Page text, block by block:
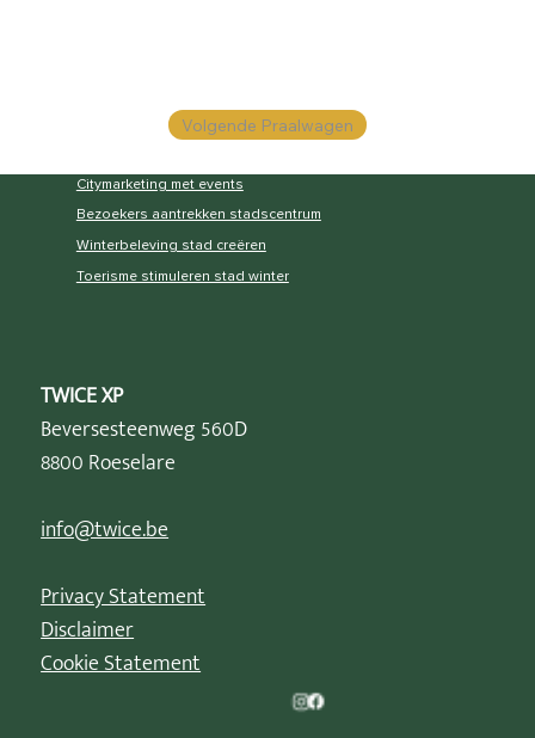
Volgende Praalwagen
Citymarketing met events
Bezoekers aantrekken stadscentrum
Winterbeleving stad creëren
Toerisme stimuleren stad winter
TWICE XP
Beversesteenweg 560D
8800 Roeselare
info@twice.be
Privacy Statement
Disclaimer
Cookie Statement